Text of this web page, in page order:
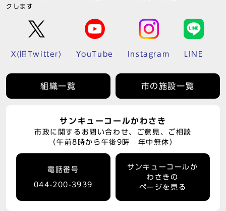
クします
X(旧Twitter) YouTube Instagram LINE
組織一覧 市の施設一覧
サンキューコールかわさき
市政に関するお問い合わせ、ご意見、ご相談
（午前8時から午後9時 年中無休）
電話番号
044-200-3939
サンキューコールか
わさきの
ページを見る